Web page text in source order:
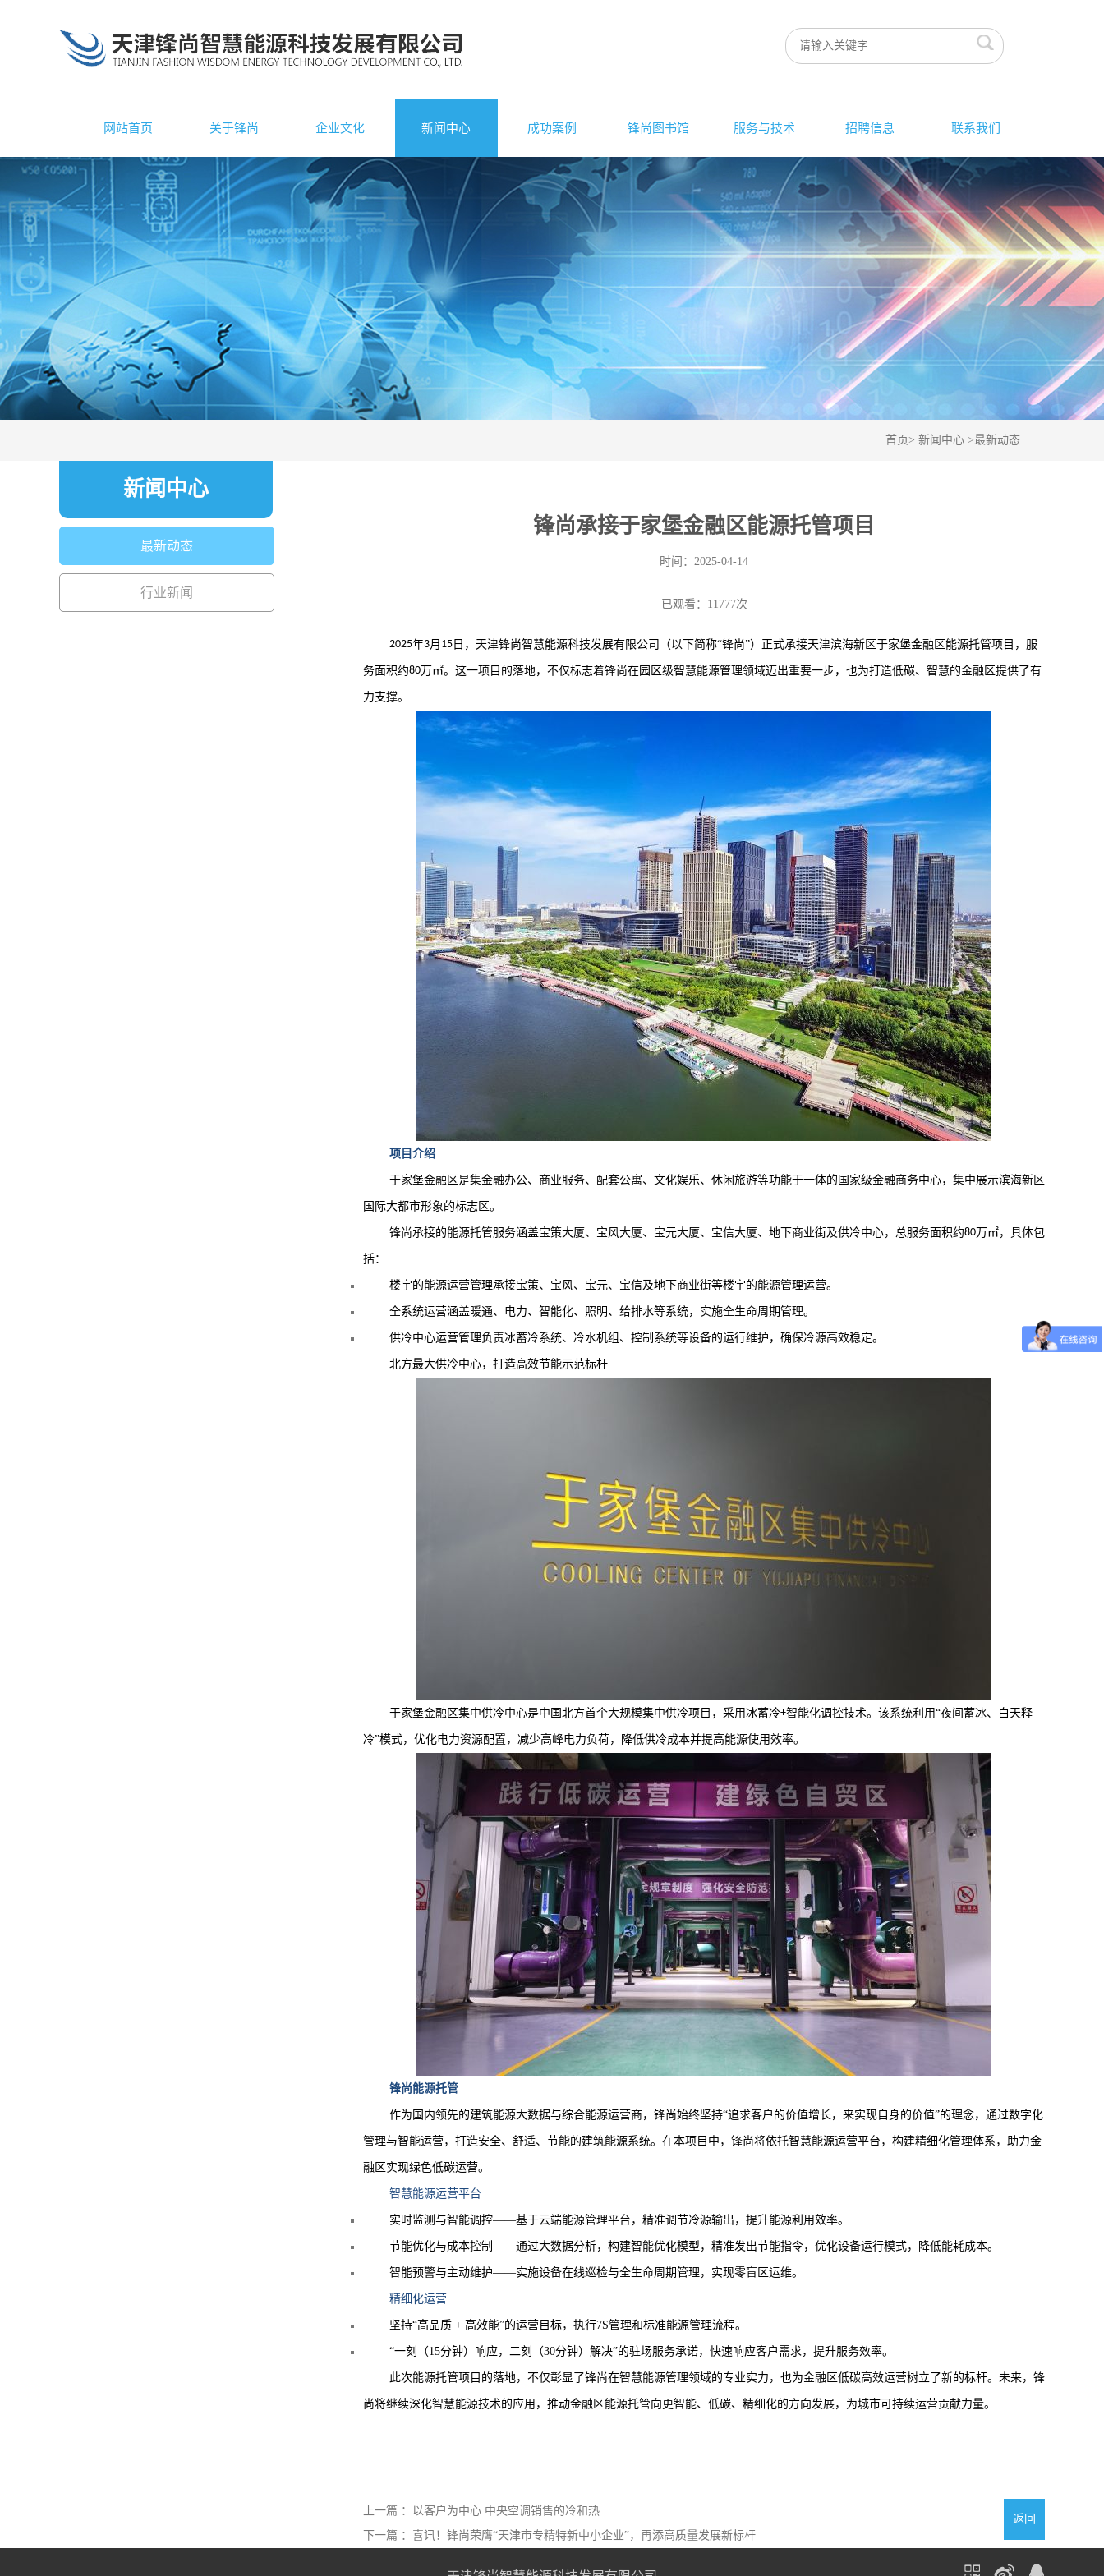
网站首页 关于锋尚 企业文化 新闻中心 成功案例 锋尚图书馆 服务与技术 招聘信息 联系我们
首页> 新闻中心 >最新动态
锋尚承接于家堡金融区能源托管项目
时间：2025-04-14
已观看：11777次
2025年3月 15 日，天津锋尚智慧能源科技发展有限公司（以下简称“锋尚”）正式承接天津滨海新区于家堡金融区能源托管项目，服
务面积约80万㎡。这一项目的落地，不仅标志着锋尚在园区级智慧能源管理领域迈出重要一步，也为打造低碳、智慧的金融区提供了有
力支撑。
项目介绍
于家堡金融区是集金融办公、商业服务、配套公寓、文化娱乐、休闲旅游等功能于一体的国家级金融商务中心，集中展示滨海新区
国际大都市形象的标志区。
锋尚承接的能源托管服务涵盖宝策大厦、宝风大厦、宝元大厦、宝信大厦、地下商业街及供冷中心，总服务面积约80万㎡，具体包
括：
楼宇的能源运营管理承接宝策、宝风、宝元、宝信及地下商业街等楼宇的能源管理运营。
全系统运营涵盖暖通、电力、智能化、照明、给排水等系统，实施全生命周期管理。
供冷中心运营管理负责冰蓄冷系统、冷水机组、控制系统等设备的运行维护，确保冷源高效稳定。
北方最大供冷中心，打造高效节能示范标杆
于家堡金融区集中供冷中心是中国北方首个大规模集中供冷项目，采用冰蓄冷+智能化调控技术。该系统利用“夜间蓄冰、白天释
冷”模式，优化电力资源配置，减少高峰电力负荷，降低供冷成本并提高能源使用效率。
锋尚能源托管
作为国内领先的建筑能源大数据与综合能源运营商，锋尚始终坚持“追求客户的价值增长，来实现自身的价值”的理念，通过数字化
管理与智能运营，打造安全、舒适、节能的建筑能源系统。在本项目中，锋尚将依托智慧能源运营平台，构建精细化管理体系，助力金
融区实现绿色低碳运营。
智慧能源运营平台
实时监测与智能调控——基于云端能源管理平台，精准调节冷源输出，提升能源利用效率。
节能优化与成本控制 ——通过大数据分析，构建智能优化模型，精准发出节能指令，优化设备运行模式，降低能耗成本。
智能预警与主动维护——实施设备在线巡检与全生命周期管理，实现零盲区运维。
精细化运营
坚持“高品质 + 高效能”的运营目标，执行7S管理和标准能源管理流程。
“一刻（15分钟）响应，二刻（30分钟）解决”的驻场服务承诺，快速响应客户需求，提升服务效率。
此次能源托管项目的落地，不仅彰显了锋尚在智慧能源管理领域的专业实力，也为金融区低碳高效运营树立了新的标杆。未来，锋
尚将继续深化智慧能源技术的应用，推动金融区能源托管向更智能、低碳、精细化的方向发展，为城市可持续运营贡献力量。
上一篇 ：以客户为中心 中央空调销售的冷和热
下一篇 ：喜讯！锋尚荣膺“天津市专精特新中小企业”，再添高质量发展新标杆
返回
新闻中心
最新动态
行业新闻